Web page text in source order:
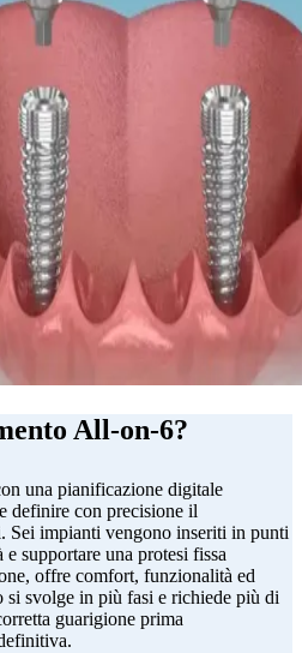
All-on-6?
una pianificazione digitale
definire con precisione il
Sei impianti vengono inseriti in punti
supportare una protesi fissa
offre comfort, funzionalità ed
si svolge in più fasi e richiede più di
guarigione prima